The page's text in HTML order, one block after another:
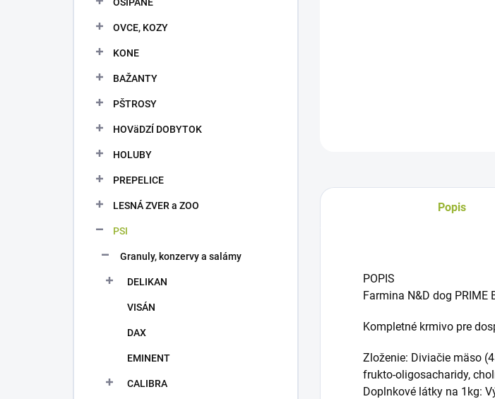
OVCE, KOZY
KONE
BAŽANTY
PŠTROSY
HOVäDZÍ DOBYTOK
HOLUBY
PREPELICE
LESNÁ ZVER a ZOO
PSI
Granuly, konzervy a salámy
DELIKAN
VISÁN
DAX
EMINENT
CALIBRA
Popis
POPIS
Farmina N&D dog PRIME
Kompletné krmivo pre
Zloženie: Diviačie mäso
frukto-oligosacharidy,
Doplnkové látky na 1kg: